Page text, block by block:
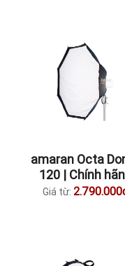
amaran Octa
120 | Chính
Giá từ: